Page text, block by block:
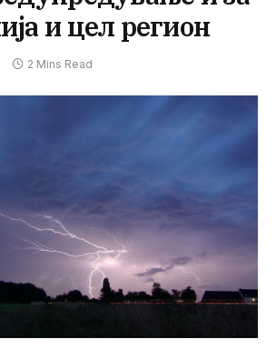
и цел регион
2 Mins Read